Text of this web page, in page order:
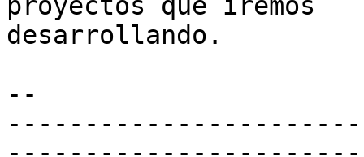
proyectos que iremos
desarrollando.​
--